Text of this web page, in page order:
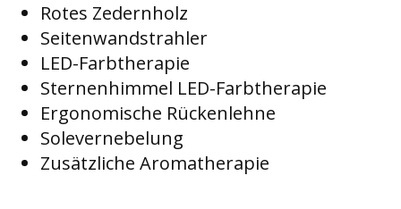
Rotes Zedernholz
Seitenwandstrahler
LED-Farbtherapie
Sternenhimmel LED-Farbtherapie
Ergonomische Rückenlehne
Solevernebelung
Zusätzliche Aromatherapie